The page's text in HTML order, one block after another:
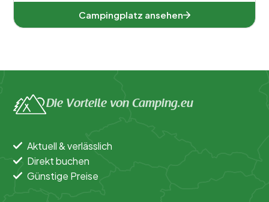
Beliebte Filter
Allgemein
Sport und Freizeit
Campingplatz ansehen
Die Vorteile von Camping.eu
Aktuell & verlässlich
Direkt buchen
Günstige Preise